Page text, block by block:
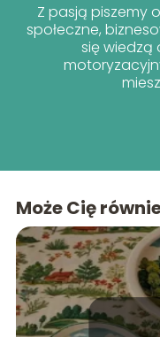
Z pasją piszemy
społeczne,
się wiedzą
Może Cię